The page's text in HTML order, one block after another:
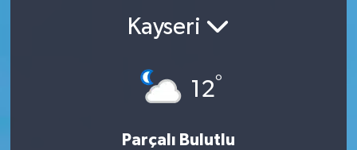
Kayseri
12°
Parçalı Bulutlu